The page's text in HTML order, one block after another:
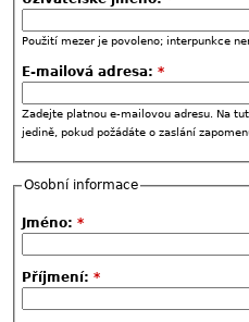
Použití mezer je povoleno; interpunkce
E-mailová adresa: *
Zadejte platnou e-mailovou adresu. Na
jedině, pokud požádáte o zaslání
Osobní informace
Jméno: *
Příjmení: *